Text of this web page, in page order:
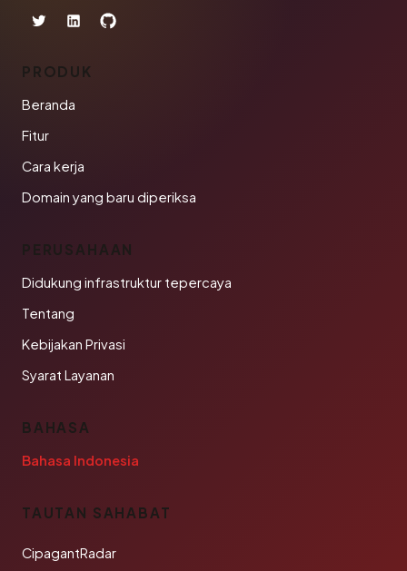
PRODUK
Beranda
Fitur
Cara kerja
Domain yang baru diperiksa
PERUSAHAAN
Didukung infrastruktur tepercaya
Tentang
Kebijakan Privasi
Syarat Layanan
BAHASA
Bahasa Indonesia
TAUTAN SAHABAT
CipagantRadar